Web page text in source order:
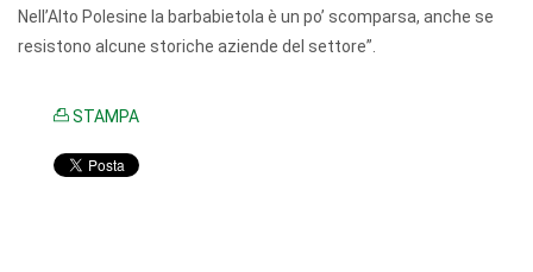
Nell’Alto Polesine la barbabietola è un po’ scomparsa, anche se
resistono alcune storiche aziende del settore”.
STAMPA